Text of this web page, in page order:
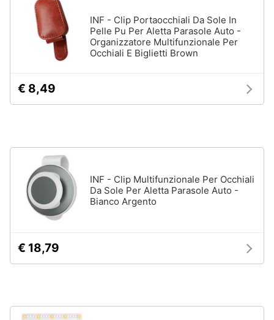
Giocattoli
Prima
infanzia
Fotografia
Abbigliamento
Sport
Animali
Motori
cd
INF - Clip Portaocchiali Da Sole In
Pelle Pu Per Aletta Parasole Auto -
Organizzatore Multifunzionale Per
Occhiali E Biglietti Brown
€ 8,49
INF - Clip Multifunzionale Per Occhiali
Da Sole Per Aletta Parasole Auto -
Bianco Argento
€ 18,79